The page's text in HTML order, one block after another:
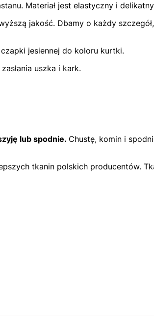
Materiał jest elastyczny i
jakość. Dbamy o każdy
jesiennej do koloru kurtki.
uszka i kark.
lub spodnie. Chustę, komin i
tkanin polskich producentów.